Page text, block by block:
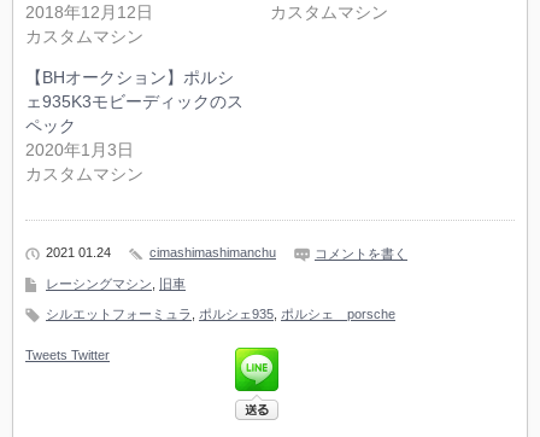
2018年12月12日
カスタムマシン
カスタムマシン
【BHオークション】ポルシ
ェ935K3モビーディックのス
ペック
2020年1月3日
カスタムマシン
2021 01.24 cimashimashimanchu コメントを書く
レーシングマシン 旧車
シルエットフォーミュラ ポルシェ935 ポルシェ porsche
Tweets Twitter